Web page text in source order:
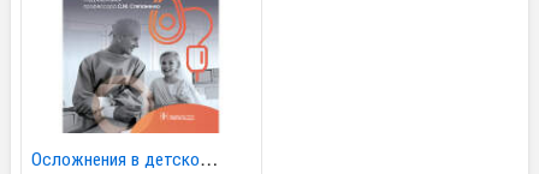
Осложнения в детской...